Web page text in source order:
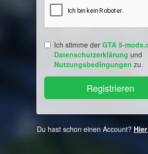
Ich stimme der GTA 5-
Datenschutzerklärung und
Nutzungsbedingungen zu.
Du hast schon einen Account?